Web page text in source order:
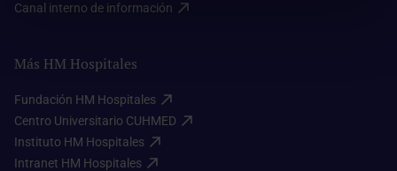
Canal interno de información​
Más HM Hospitales
Fundación HM Hospitales​
Centro Universitario CUHMED​
Instituto HM Hospitales​
Intranet HM Hospitales​